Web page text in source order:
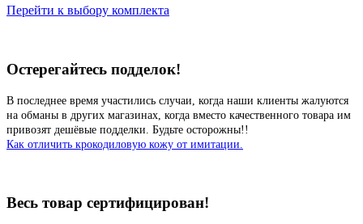
Перейти к выбору комплекта
Остерегайтесь подделок!
В последнее время участились случаи, когда наши клиенты жалуются
на обманы в других магазинах, когда вместо качественного товара им
привозят дешёвые подделки. Будьте осторожны!!
Как отличить крокодиловую кожу от имитации.
Весь товар сертифицирован!